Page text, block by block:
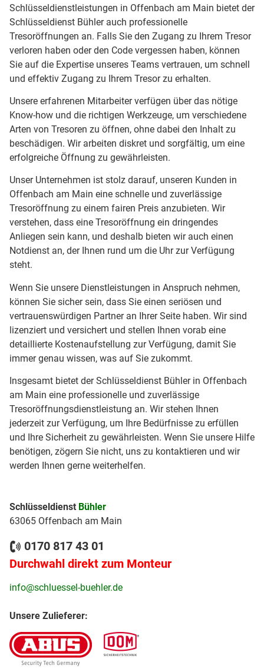
Schlüsseldienstleistungen in Offenbach am Main bietet der
Schlüsseldienst Bühler auch professionelle
Tresoröffnungen an. Falls Sie den Zugang zu Ihrem Tresor
verloren haben oder den Code vergessen haben, können
Sie auf die Expertise unseres Teams vertrauen, um schnell
und effektiv Zugang zu Ihrem Tresor zu erhalten.
Unsere erfahrenen Mitarbeiter verfügen über das nötige
Know-how und die richtigen Werkzeuge, um verschiedene
Arten von Tresoren zu öffnen, ohne dabei den Inhalt zu
beschädigen. Wir arbeiten diskret und sorgfältig, um eine
erfolgreiche Öffnung zu gewährleisten.
Unser Unternehmen ist stolz darauf, unseren Kunden in
Offenbach am Main eine schnelle und zuverlässige
Tresoröffnung zu einem fairen Preis anzubieten. Wir
verstehen, dass eine Tresoröffnung ein dringendes
Anliegen sein kann, und deshalb bieten wir auch einen
Notdienst an, der Ihnen rund um die Uhr zur Verfügung
steht.
Wenn Sie unsere Dienstleistungen in Anspruch nehmen,
können Sie sicher sein, dass Sie einen seriösen und
vertrauenswürdigen Partner an Ihrer Seite haben. Wir sind
lizenziert und versichert und stellen Ihnen vorab eine
detaillierte Kostenaufstellung zur Verfügung, damit Sie
immer genau wissen, was auf Sie zukommt.
Insgesamt bietet der Schlüsseldienst Bühler in Offenbach
am Main eine professionelle und zuverlässige
Tresoröffnungsdienstleistung an. Wir stehen Ihnen
jederzeit zur Verfügung, um Ihre Bedürfnisse zu erfüllen
und Ihre Sicherheit zu gewährleisten. Wenn Sie unsere Hilfe
benötigen, zögern Sie nicht, uns zu kontaktieren und wir
werden Ihnen gerne weiterhelfen.
Schlüsseldienst Bühler
63065 Offenbach am Main
0170 817 43 01
Durchwahl direkt zum Monteur
info@schluessel-buehler.de
Unsere Zulieferer: